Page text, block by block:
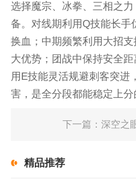
选择魔宗、冰拳、三相之
备。对线期利用Q技能长手
换血；中期频繁利用大招
大优势；团战中保持安全
用E技能灵活规避刺客突进
害，是全分段都能稳定上分
下一篇：深空之
精品推荐